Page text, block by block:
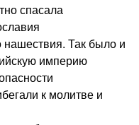
спасала
нашествия. Так было и
империю
к молитве и